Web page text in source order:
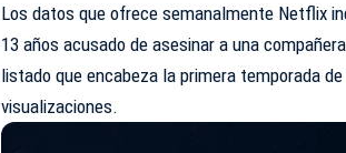
Los datos que ofrece semanalmente Netflix
13 años acusado de asesinar a una
listado que encabeza la primera temporada de
visualizaciones.